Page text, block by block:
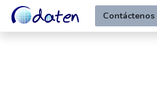
Contáctenos